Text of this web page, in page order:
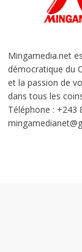
Mingamedia.net
démocratique du
et la passion de
dans tous les
Téléphone : +243